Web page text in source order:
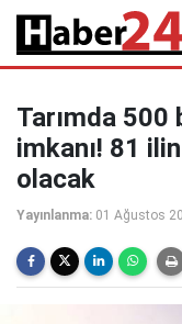
Tarımda 500
imkanı! 81
olacak
Yayınlanma: 01 Ağustos